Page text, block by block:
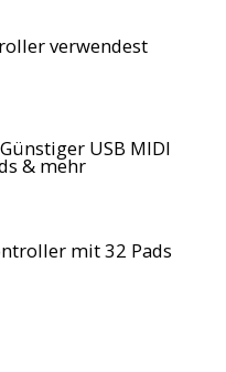
verwendest
USB MIDI
& mehr
mit 32 Pads